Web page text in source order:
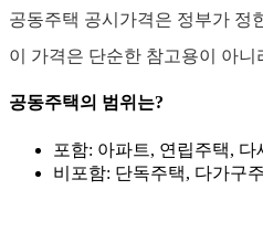
공동주택 공시가격은 정부가 정
이 가격은 단순한 참고용이 아
공동주택의 범위는?
포함: 아파트, 연립주택, 다
비포함: 단독주택, 다가구